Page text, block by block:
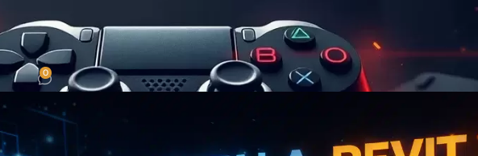
y Activar Autodesk Revit 2025 / 2026 (Guía Oficial)
0